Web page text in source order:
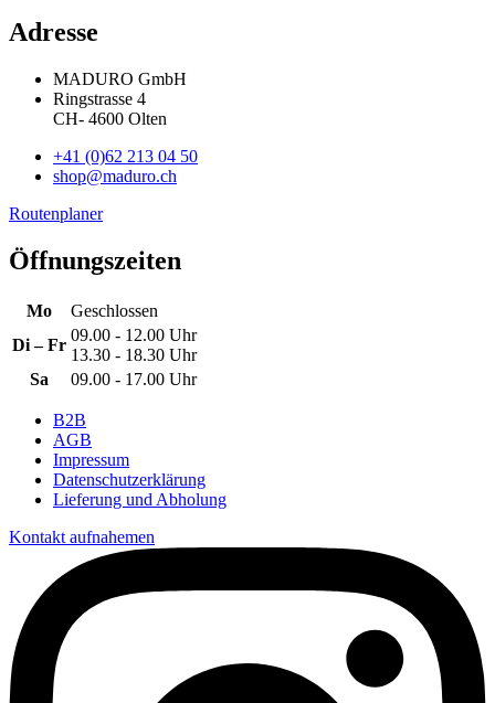
Adresse
MADURO GmbH
Ringstrasse 4
CH- 4600 Olten
+41 (0)62 213 04 50
shop@maduro.ch
Routenplaner
Öffnungszeiten
Mo
Geschlossen
Di – Fr
09.00 - 12.00 Uhr
13.30 - 18.30 Uhr
Sa
09.00 - 17.00 Uhr
B2B
AGB
Impressum
Datenschutzerklärung
Lieferung und Abholung
Kontakt aufnahemen